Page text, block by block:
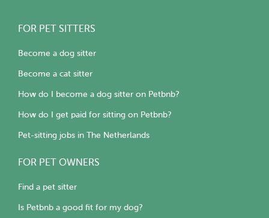
FOR PET SITTERS
Become a dog sitter
Become a cat sitter
How do I become a dog sitter on Petbnb?
How do I get paid for sitting on Petbnb?
Pet-sitting jobs in The Netherlands
FOR PET OWNERS
Find a pet sitter
Is Petbnb a good fit for my dog?